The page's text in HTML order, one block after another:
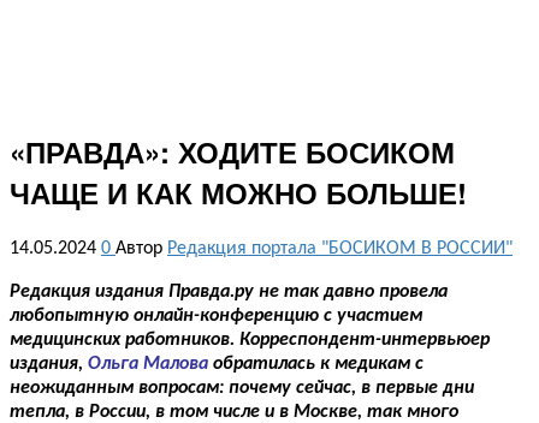
«ПРАВДА»: ХОДИТЕ БОСИКОМ
ЧАЩЕ И КАК МОЖНО БОЛЬШЕ!
14.05.2024 0 Автор Редакция портала "БОСИКОМ В РОССИИ"
Редакция издания Правда.ру не так давно провела
любопытную онлайн-конференцию с участием
медицинских работников. Корреспондент-интервьюер
издания, Ольга Малова обратилась к медикам с
неожиданным вопросам: почему сейчас, в первые дни
тепла, в России, в том числе и в Москве, так много